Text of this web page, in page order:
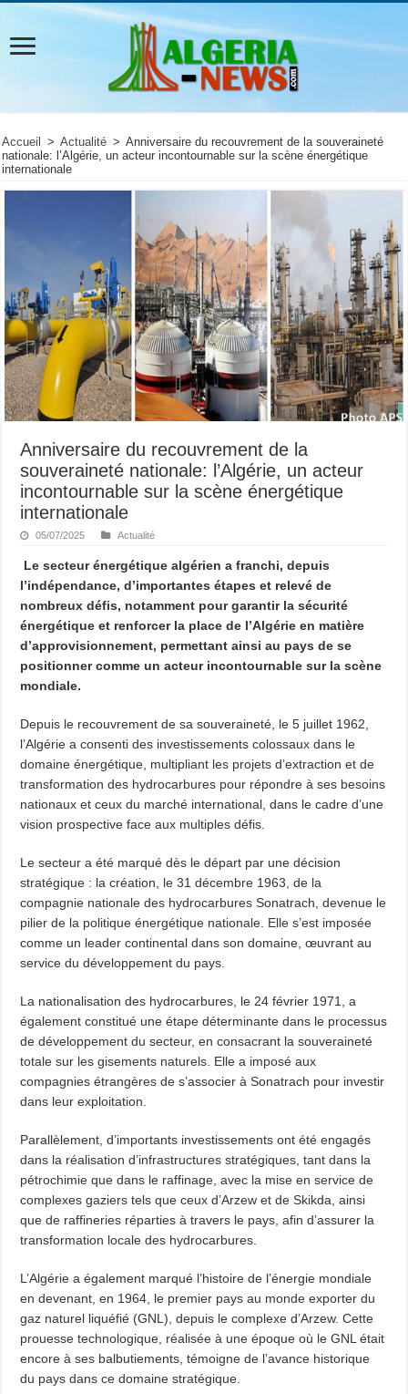
Accueil > Actualité > Anniversaire du recouvrement de la souveraineté
nationale: l’Algérie, un acteur incontournable sur la scène énergétique
internationale
Anniversaire du recouvrement de la
souveraineté nationale: l’Algérie, un acteur
incontournable sur la scène énergétique
internationale
05/07/2025 Actualité
Le secteur énergétique algérien a franchi, depuis
l’indépendance, d’importantes étapes et relevé de
nombreux défis, notamment pour garantir la sécurité
énergétique et renforcer la place de l’Algérie en matière
d’approvisionnement, permettant ainsi au pays de se
positionner comme un acteur incontournable sur la scène
mondiale.
Depuis le recouvrement de sa souveraineté, le 5 juillet 1962,
l’Algérie a consenti des investissements colossaux dans le
domaine énergétique, multipliant les projets d’extraction et de
transformation des hydrocarbures pour répondre à ses besoins
nationaux et ceux du marché international, dans le cadre d’une
vision prospective face aux multiples défis.
Le secteur a été marqué dès le départ par une décision
stratégique : la création, le 31 décembre 1963, de la
compagnie nationale des hydrocarbures Sonatrach, devenue le
pilier de la politique énergétique nationale. Elle s’est imposée
comme un leader continental dans son domaine, œuvrant au
service du développement du pays.
La nationalisation des hydrocarbures, le 24 février 1971, a
également constitué une étape déterminante dans le processus
de développement du secteur, en consacrant la souveraineté
totale sur les gisements naturels. Elle a imposé aux
compagnies étrangères de s’associer à Sonatrach pour investir
dans leur exploitation.
Parallèlement, d’importants investissements ont été engagés
dans la réalisation d’infrastructures stratégiques, tant dans la
pétrochimie que dans le raffinage, avec la mise en service de
complexes gaziers tels que ceux d’Arzew et de Skikda, ainsi
que de raffineries réparties à travers le pays, afin d’assurer la
transformation locale des hydrocarbures.
L’Algérie a également marqué l’histoire de l’énergie mondiale
en devenant, en 1964, le premier pays au monde exporter du
gaz naturel liquéfié (GNL), depuis le complexe d’Arzew. Cette
prouesse technologique, réalisée à une époque où le GNL était
encore à ses balbutiements, témoigne de l’avance historique
du pays dans ce domaine stratégique.